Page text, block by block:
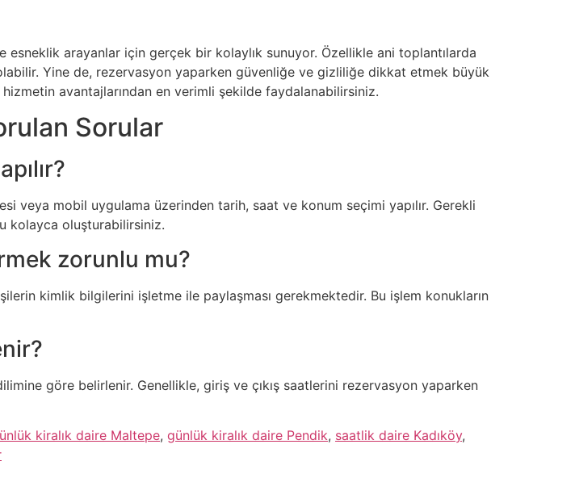
esneklik arayanlar için gerçek bir kolaylık sunuyor. Özellikle ani toplantılarda
Yine de, rezervasyon yaparken güvenliğe ve gizliliğe dikkat etmek büyük
avantajlarından en verimli şekilde faydalanabilirsiniz.
Sorular
veya mobil uygulama üzerinden tarih, saat ve konum seçimi yapılır. Gerekli
kolayca oluşturabilirsiniz.
zorunlu mu?
kimlik bilgilerini işletme ile paylaşması gerekmektedir. Bu işlem konukların
göre belirlenir. Genellikle, giriş ve çıkış saatlerini rezervasyon yaparken
kiralık daire Maltepe, günlük kiralık daire Pendik, saatlik daire Kadıköy,